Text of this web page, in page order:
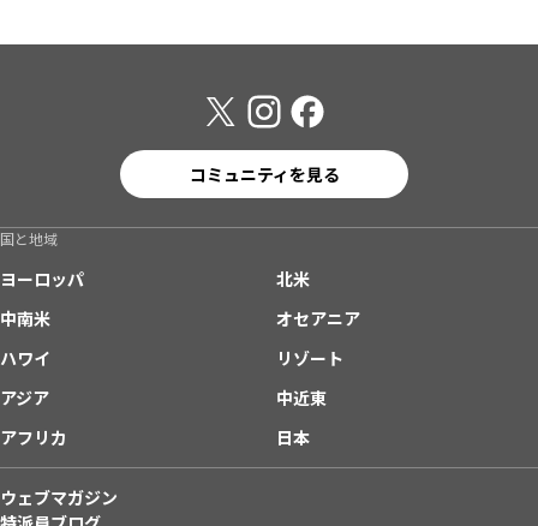
コミュニティを見る
国と地域
ヨーロッパ
北米
中南米
オセアニア
ハワイ
リゾート
アジア
中近東
アフリカ
日本
ウェブマガジン